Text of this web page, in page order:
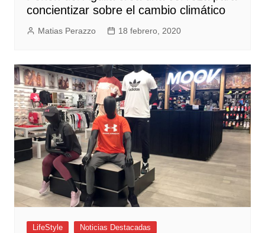
concientizar sobre el cambio climático
Matias Perazzo 18 febrero, 2020
LifeStyle Noticias Destacadas